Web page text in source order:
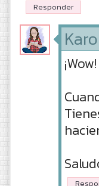
Responder
¡Wow!